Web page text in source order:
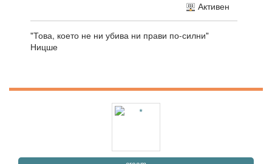
Активен
"Това, което не ни убива ни прави по-силни"
Ницше